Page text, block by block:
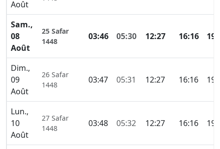
Août
Sam.,
08
Août
25 Safar
1448
03:46 05:30 12:27 16:16
Dim.,
09
Août
26 Safar
1448
03:47 05:31 12:27 16:16
Lun.,
10
Août
27 Safar
1448
03:48 05:32 12:27 16:16